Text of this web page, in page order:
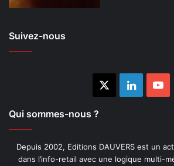
Suivez-nous
Linkedin
Qui sommes-nous ?
Depuis 2002, Editions DAUVERS est un
dans l’info-retail avec une logique multi-